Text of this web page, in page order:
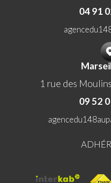
04 91
1 rue des
09 52